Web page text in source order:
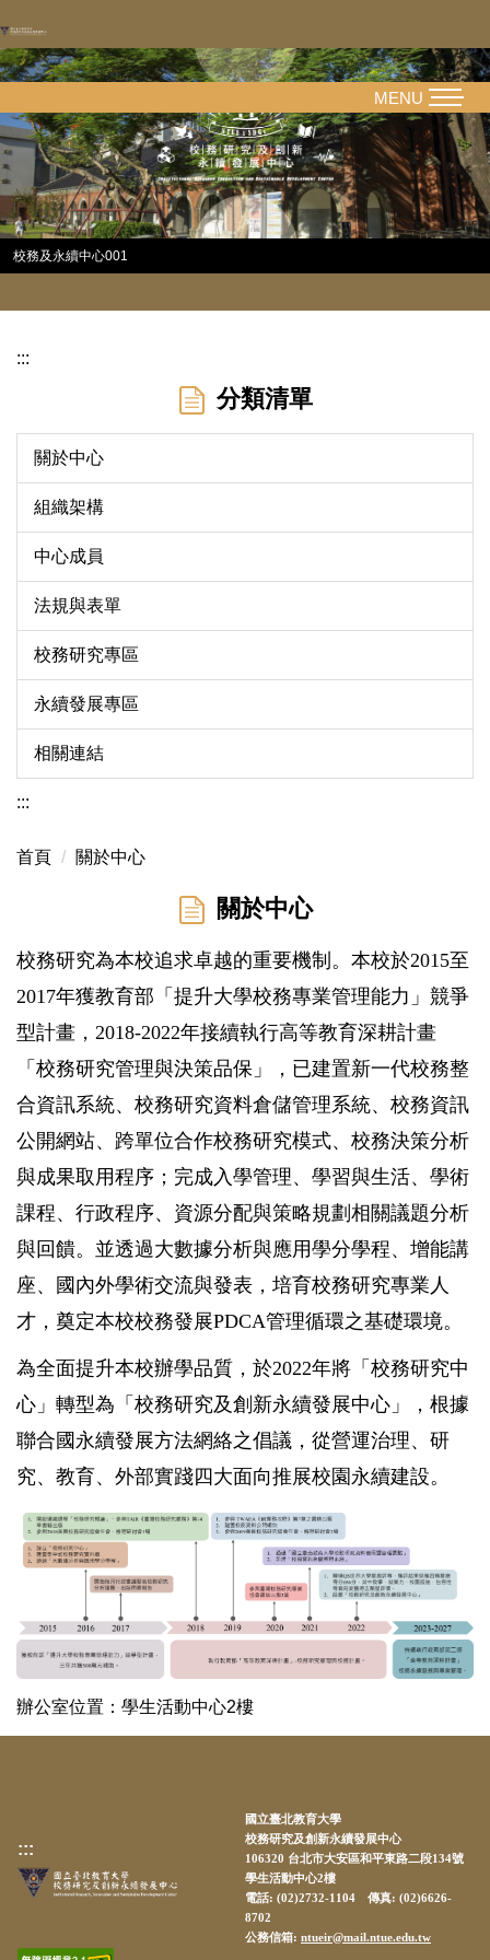
主
內
容
校務及永續中心001
MENU
:::
分類清單
關於中心
組織架構
中心成員
法規與表單
校務研究專區
永續發展專區
相關連結
:::
首頁 關於中心
關於中心
校務研究為本校追求卓越的重要機制。本校於2015至
2017年獲教育部「提升大學校務專業管理能力」競爭
型計畫，2018-2022年接續執行高等教育深耕計畫
「校務研究管理與決策品保」，已建置新一代校務整
合資訊系統、校務研究資料倉儲管理系統、校務資訊
公開網站、跨單位合作校務研究模式、校務決策分析
與成果取用程序；完成入學管理、學習與生活、學術
課程、行政程序、資源分配與策略規劃相關議題分析
與回饋。並透過大數據分析與應用學分學程、增能講
座、國內外學術交流與發表，培育校務研究專業人
才，奠定本校校務發展PDCA管理循環之基礎環境。
為全面提升本校辦學品質，於2022年將「校務研究中
心」轉型為「校務研究及創新永續發展中心」，根據
聯合國永續發展方法網絡之倡議，從營運治理、研
究、教育、外部實踐四大面向推展校園永續建設。
辦公室位置：學生活動中心2樓
:::
國立臺北教育大學
校務研究及創新永續發展中心
106320 台北市大安區和平東路二段134號
學生活動中心2樓
電話: (02)2732-1104 傳真: (02)6626-
8702
公務信箱: ntueir@mail.ntue.edu.tw